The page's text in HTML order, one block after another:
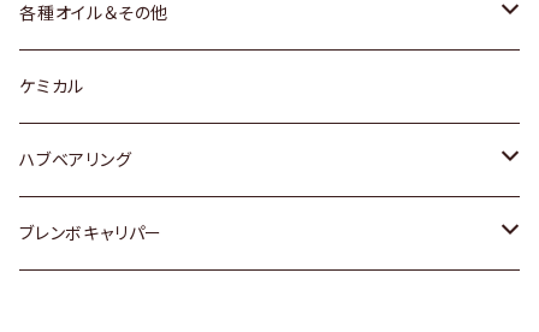
三菱
スバル
マツダ
マツダ
スバル
ホンダ
スズキ
日産
ダイハツ
各種オイル＆その他
ディーデル洗浄添加剤
ケミカル
ハブベアリング
トヨタ
ブレンボキャリパー